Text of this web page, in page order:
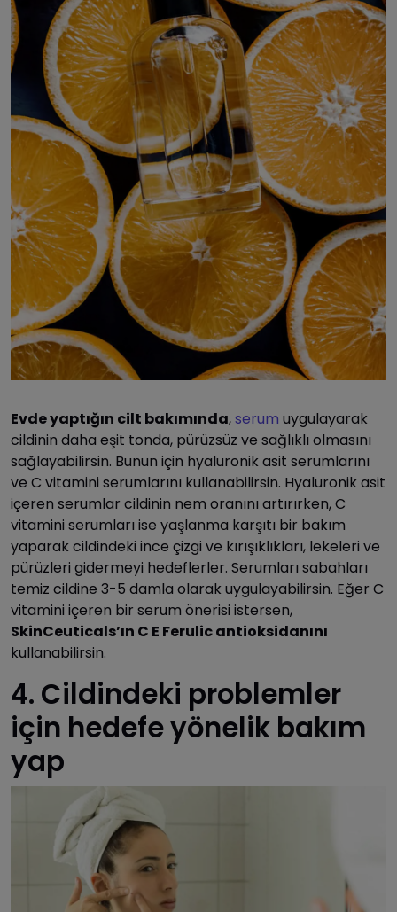
Evde yaptığın cilt bakımında,serum uygulayarak
cildinin daha eşit tonda, pürüzsüz ve sağlıklı olmasını
sağlayabilirsin. Bunun için hyaluronik asit serumlarını
ve C vitamini serumlarını kullanabilirsin. Hyaluronik asit
içeren serumlar cildinin nem oranını artırırken, C
vitamini serumları ise yaşlanma karşıtı bir bakım
yaparak cildindeki ince çizgi ve kırışıklıkları, lekeleri ve
pürüzleri gidermeyi hedeflerler. Serumları sabahları
temiz cildine 3-5 damla olarak uygulayabilirsin. Eğer C
vitamini içeren bir serum önerisi istersen,
SkinCeuticals’ın C E Ferulic antioksidanını
kullanabilirsin.
4. Cildindeki problemler
için hedefe yönelik bakım
yap